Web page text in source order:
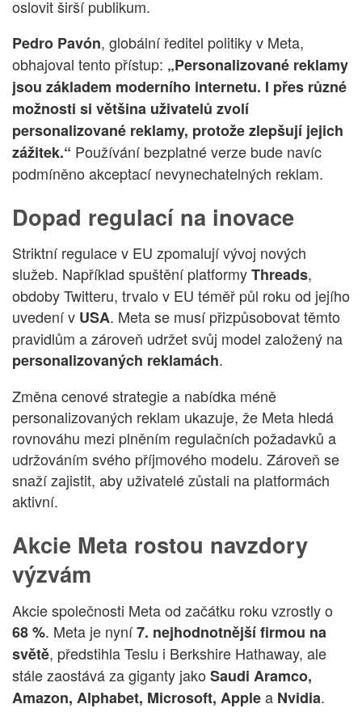
oslovit širší publikum.
Pedro Pavón, globální ředitel politiky v Meta,
obhajoval tento přístup: „Personalizované reklamy
jsou základem moderního internetu. I přes různé
možnosti si většina uživatelů zvolí
personalizované reklamy, protože zlepšují jejich
zážitek.“ Používání bezplatné verze bude navíc
podmíněno akceptací nevynechatelných reklam.
Dopad regulací na inovace
Striktní regulace v EU zpomalují vývoj nových
služeb. Například spuštění platformyThreads,
obdoby Twitteru, trvalo v EU téměř půl roku od jejího
uvedení v USA. Meta se musí přizpůsobovat těmto
pravidlům a zároveň udržet svůj model založený na
personalizovaných reklamách.
Změna cenové strategie a nabídka méně
personalizovaných reklam ukazuje, že Meta hledá
rovnováhu mezi plněním regulačních požadavků a
udržováním svého příjmového modelu. Zároveň se
snaží zajistit, aby uživatelé zůstali na platformách
aktivní.
Akcie Meta rostou navzdory
výzvám
Akcie společnosti Meta od začátku roku vzrostly o
68 %. Meta je nyní7. nejhodnotnější firmou na
světě, předstihla Teslu i Berkshire Hathaway, ale
stále zaostává za giganty jako Saudi Aramco,
Amazon, Alphabet, Microsoft, Applea Nvidia.